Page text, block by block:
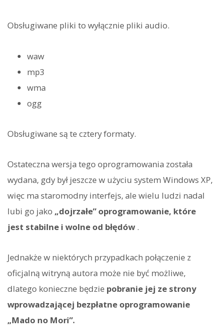
Obsługiwane pliki to wyłącznie pliki audio.
waw
mp3
wma
ogg
Obsługiwane są te cztery formaty.
Ostateczna wersja tego oprogramowania została
wydana, gdy był jeszcze w użyciu system Windows XP,
więc ma staromodny interfejs, ale wielu ludzi nadal
lubi go jako „dojrzałe” oprogramowanie, które
jest stabilne i wolne od błędów .
Jednakże w niektórych przypadkach połączenie z
oficjalną witryną autora może nie być możliwe,
dlatego konieczne będzie pobranie jej ze strony
wprowadzającej bezpłatne oprogramowanie
„Mado no Mori”.